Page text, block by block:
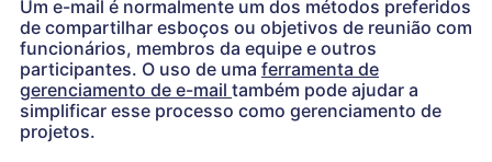
Um e-mail é normalmente um dos métodos preferidos
de compartilhar esboços ou objetivos de reunião com
funcionários, membros da equipe e outros
participantes. O uso de uma ferramenta de
gerenciamento de e-mail também pode ajudar a
simplificar esse processo como gerenciamento de
projetos.